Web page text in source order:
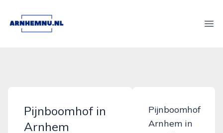
arnhemnu.nl
Pijnboomhof in
Arnhem
Pijnboomhof
Arnhem in